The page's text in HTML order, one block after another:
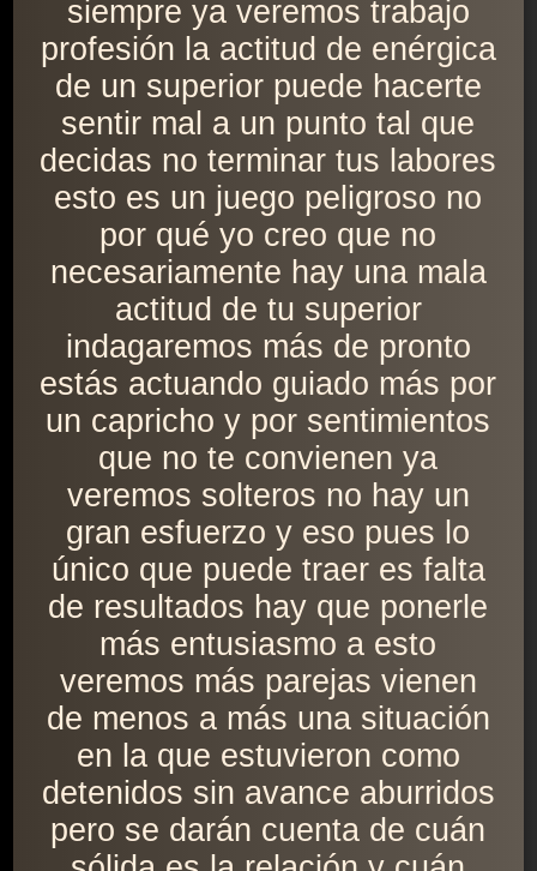
siempre ya veremos trabajo
profesión la actitud de enérgica
de un superior puede hacerte
sentir mal a un punto tal que
decidas no terminar tus labores
esto es un juego peligroso no
por qué yo creo que no
necesariamente hay una mala
actitud de tu superior
indagaremos más de pronto
estás actuando guiado más por
un capricho y por sentimientos
que no te convienen ya
veremos solteros no hay un
gran esfuerzo y eso pues lo
único que puede traer es falta
de resultados hay que ponerle
más entusiasmo a esto
veremos más parejas vienen
de menos a más una situación
en la que estuvieron como
detenidos sin avance aburridos
pero se darán cuenta de cuán